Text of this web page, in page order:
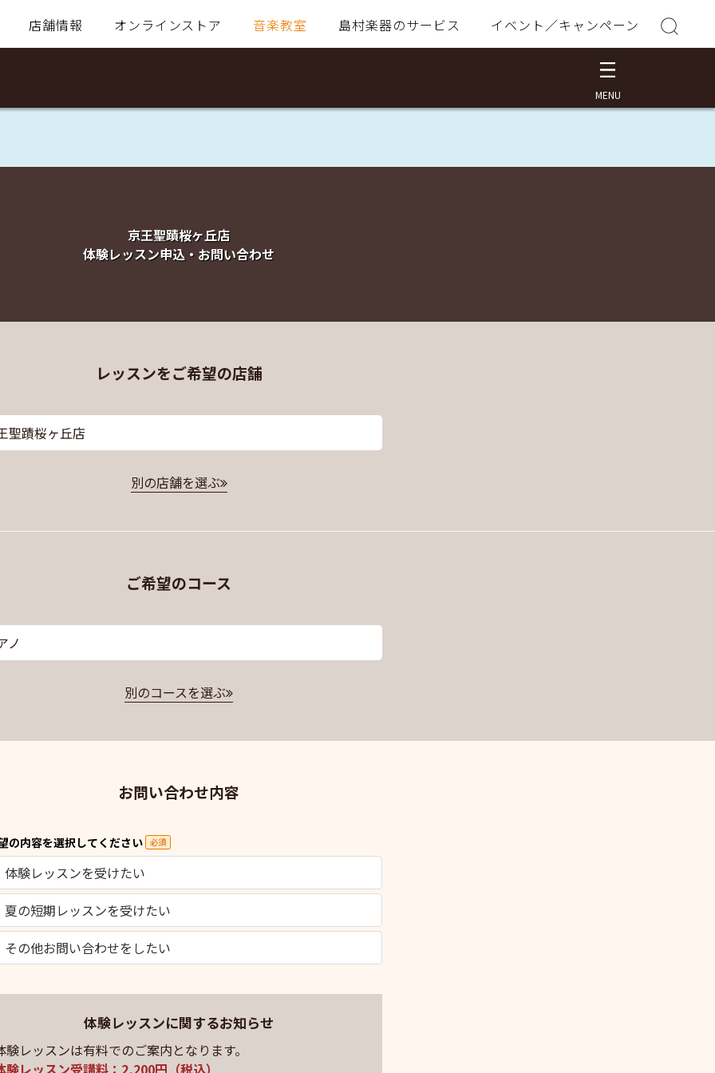
店舗情報 オンラインストア 音楽教室 島村楽器のサービス イベント／キャンペーン
京王聖蹟桜ヶ丘店
体験レッスン申込・お問い合わせ
レッスンをご希望の店舗
聖蹟桜ヶ丘店
別の店舗を選ぶ
ご希望のコース
ノ
別のコースを選ぶ
お問い合わせ内容
の内容を選択してください 必須
体験レッスンを受けたい
夏の短期レッスンを受けたい
その他お問い合わせをしたい
体験レッスンに関するお知らせ
験レッスンは有料でのご案内となります。
験レッスン受講料：2,200円（税込）